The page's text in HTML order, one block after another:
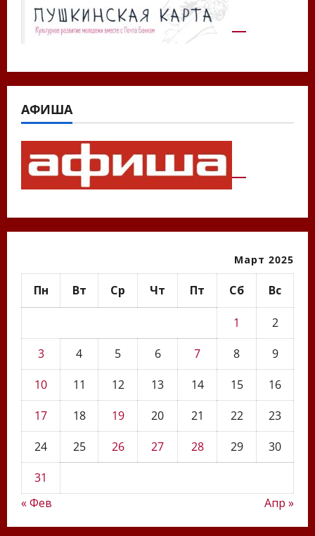
АФИША
Март 2025
Пн Вт Ср Чт Пт Сб Вс
1
2
3
4 5 6 7 8
9
10
11 12 13 14 15
16
17
18 19 20 21 22
23
24
25 26 27 28 29
30
31
« Фев
Апр »